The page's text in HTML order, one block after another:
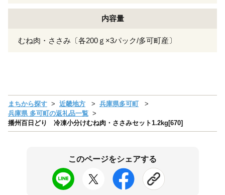
内容量
むね肉・ささみ〔各200ｇ×3パック/多可町産〕
まちから探す 近畿地方
兵庫県多可町
兵庫県 多可町の返礼品一覧
播州百日どり 冷凍小分けむね肉・ささみセット1.2kg[670]
このページをシェアする